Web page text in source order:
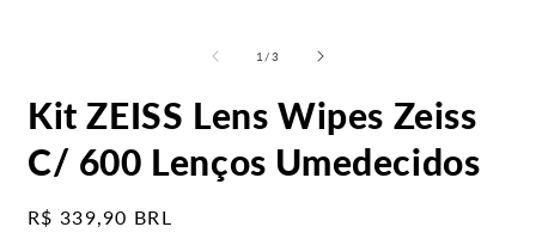
modal
1 /de
3
Kit ZEISS Lens Wipes Zeiss
C/ 600 Lenços Umedecidos
Preço
R$ 339,90 BRL